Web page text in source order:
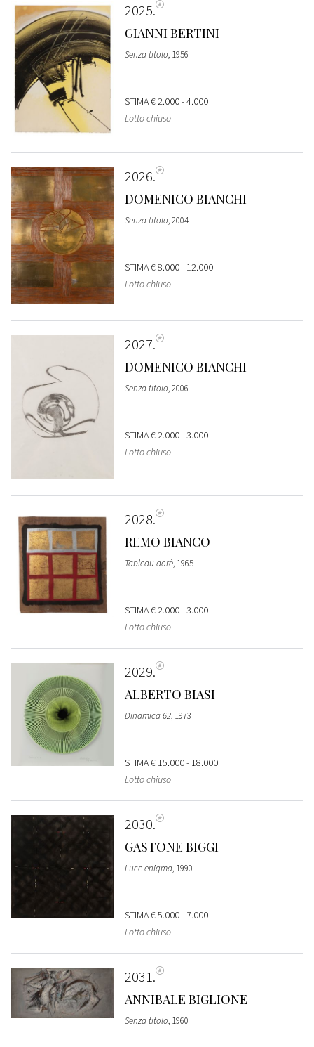
2025
GIANNI BERTINI
Senza titolo, 1956
STIMA€ 2.000 - 4.000
Lotto chiuso
2026
DOMENICO BIANCHI
Senza titolo, 2004
STIMA€ 8.000 - 12.000
Lotto chiuso
2027
DOMENICO BIANCHI
Senza titolo, 2006
STIMA€ 2.000 - 3.000
Lotto chiuso
2028
REMO BIANCO
Tableau dorè, 1965
STIMA€ 2.000 - 3.000
Lotto chiuso
2029
ALBERTO BIASI
Dinamica 62, 1973
STIMA€ 15.000 - 18.000
Lotto chiuso
2030
GASTONE BIGGI
Luce enigma, 1990
STIMA€ 5.000 - 7.000
Lotto chiuso
2031
ANNIBALE BIGLIONE
Senza titolo, 1960